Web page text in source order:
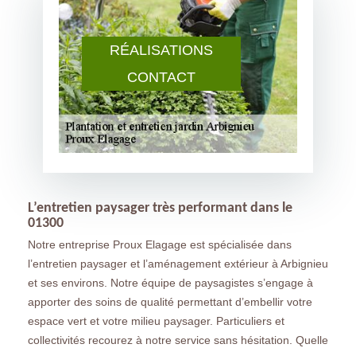
RÉALISATIONS
CONTACT
L’entretien paysager très performant dans le
01300
Notre entreprise Proux Elagage est spécialisée dans
l’entretien paysager et l’aménagement extérieur à Arbignieu
et ses environs. Notre équipe de paysagistes s’engage à
apporter des soins de qualité permettant d’embellir votre
espace vert et votre milieu paysager. Particuliers et
collectivités recourez à notre service sans hésitation. Quelle